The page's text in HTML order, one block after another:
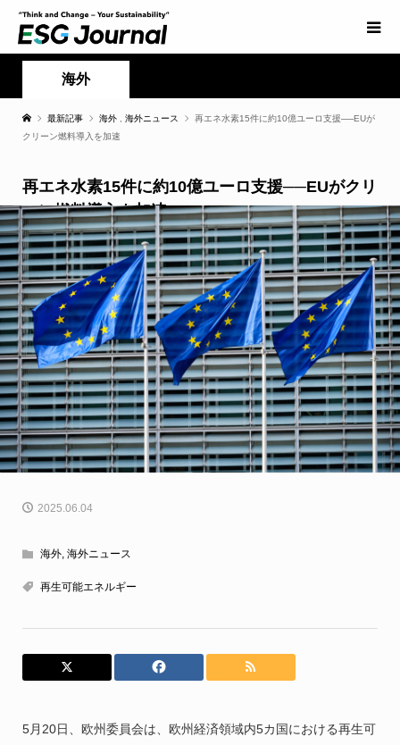
海外
最新記事 海外 海外ニュース
再エネ水素15件に約10億ユーロ支援──EUが
クリーン燃料導入を加速
再エネ水素15件に約10億ユーロ支援──EUがクリ
ーン燃料導入を加速
2025.06.04
海外, 海外ニュース
再生可能エネルギー
5月20日、欧州委員会は、欧州経済領域内5カ国における再生可